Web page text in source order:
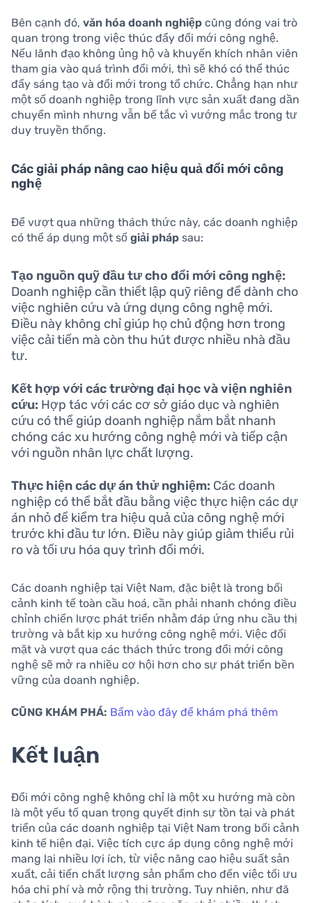
Bên cạnh đó, văn hóa doanh nghiệp cũng đóng vai trò
quan trọng trong việc thúc đẩy đổi mới công nghệ.
Nếu lãnh đạo không ủng hộ và khuyến khích nhân viên
tham gia vào quá trình đổi mới, thì sẽ khó có thể thúc
đẩy sáng tạo và đổi mới trong tổ chức. Chẳng hạn như
một số doanh nghiệp trong lĩnh vực sản xuất đang dần
chuyển mình nhưng vẫn bế tắc vì vướng mắc trong tư
duy truyền thống.
Các giải pháp nâng cao hiệu quả đổi mới công
nghệ
Để vượt qua những thách thức này, các doanh nghiệp
có thể áp dụng một số giải pháp sau:
Tạo nguồn quỹ đầu tư cho đổi mới công nghệ:
Doanh nghiệp cần thiết lập quỹ riêng để dành cho
việc nghiên cứu và ứng dụng công nghệ mới.
Điều này không chỉ giúp họ chủ động hơn trong
việc cải tiến mà còn thu hút được nhiều nhà đầu
tư.
Kết hợp với các trường đại học và viện nghiên
cứu: Hợp tác với các cơ sở giáo dục và nghiên
cứu có thể giúp doanh nghiệp nắm bắt nhanh
chóng các xu hướng công nghệ mới và tiếp cận
với nguồn nhân lực chất lượng.
Thực hiện các dự án thử nghiệm: Các doanh
nghiệp có thể bắt đầu bằng việc thực hiện các dự
án nhỏ để kiểm tra hiệu quả của công nghệ mới
trước khi đầu tư lớn. Điều này giúp giảm thiểu rủi
ro và tối ưu hóa quy trình đổi mới.
Các doanh nghiệp tại Việt Nam, đặc biệt là trong bối
cảnh kinh tế toàn cầu hoá, cần phải nhanh chóng điều
chỉnh chiến lược phát triển nhằm đáp ứng nhu cầu thị
trường và bắt kịp xu hướng công nghệ mới. Việc đối
mặt và vượt qua các thách thức trong đổi mới công
nghệ sẽ mở ra nhiều cơ hội hơn cho sự phát triển bền
vững của doanh nghiệp.
CŨNG KHÁM PHÁ: Bấm vào đây để khám phá thêm
Kết luận
Đổi mới công nghệ không chỉ là một xu hướng mà còn
là một yếu tố quan trọng quyết định sự tồn tại và phát
triển của các doanh nghiệp tại Việt Nam trong bối cảnh
kinh tế hiện đại. Việc tích cực áp dụng công nghệ mới
mang lại nhiều lợi ích, từ việc nâng cao hiệu suất sản
xuất, cải tiến chất lượng sản phẩm cho đến việc tối ưu
hóa chi phí và mở rộng thị trường. Tuy nhiên, như đã